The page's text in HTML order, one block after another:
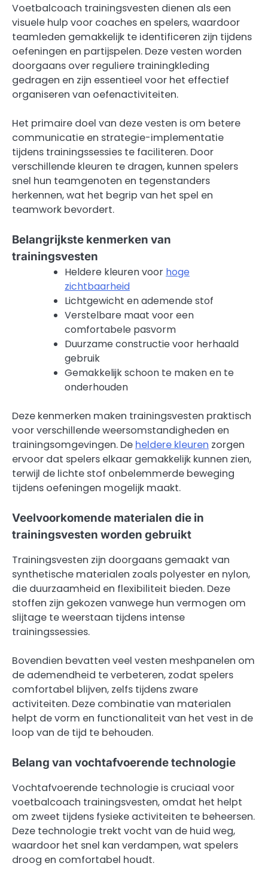
Voetbalcoach trainingsvesten dienen als een
visuele hulp voor coaches en spelers, waardoor
teamleden gemakkelijk te identificeren zijn tijdens
oefeningen en partijspelen. Deze vesten worden
doorgaans over reguliere trainingkleding
gedragen en zijn essentieel voor het effectief
organiseren van oefenactiviteiten.
Het primaire doel van deze vesten is om betere
communicatie en strategie-implementatie
tijdens trainingssessies te faciliteren. Door
verschillende kleuren te dragen, kunnen spelers
snel hun teamgenoten en tegenstanders
herkennen, wat het begrip van het spel en
teamwork bevordert.
Belangrijkste kenmerken van
trainingsvesten
Heldere kleuren voor hoge
zichtbaarheid
Lichtgewicht en ademende stof
Verstelbare maat voor een
comfortabele pasvorm
Duurzame constructie voor herhaald
gebruik
Gemakkelijk schoon te maken en te
onderhouden
Deze kenmerken maken trainingsvesten praktisch
voor verschillende weersomstandigheden en
trainingsomgevingen. De heldere kleuren zorgen
ervoor dat spelers elkaar gemakkelijk kunnen zien,
terwijl de lichte stof onbelemmerde beweging
tijdens oefeningen mogelijk maakt.
Veelvoorkomende materialen die in
trainingsvesten worden gebruikt
Trainingsvesten zijn doorgaans gemaakt van
synthetische materialen zoals polyester en nylon,
die duurzaamheid en flexibiliteit bieden. Deze
stoffen zijn gekozen vanwege hun vermogen om
slijtage te weerstaan tijdens intense
trainingssessies.
Bovendien bevatten veel vesten meshpanelen om
de ademendheid te verbeteren, zodat spelers
comfortabel blijven, zelfs tijdens zware
activiteiten. Deze combinatie van materialen
helpt de vorm en functionaliteit van het vest in de
loop van de tijd te behouden.
Belang van vochtafvoerende technologie
Vochtafvoerende technologie is cruciaal voor
voetbalcoach trainingsvesten, omdat het helpt
om zweet tijdens fysieke activiteiten te beheersen.
Deze technologie trekt vocht van de huid weg,
waardoor het snel kan verdampen, wat spelers
droog en comfortabel houdt.